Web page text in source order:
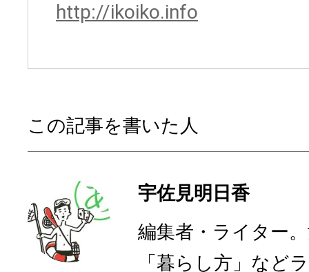
http://ikoiko.info
この記事を書いた人
宇佐見明日香
編集者・ライター
「暮らし方」など